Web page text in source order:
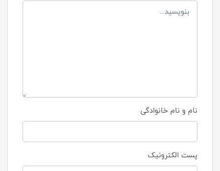
نام و نام خانوادگی
پست الکترونیک